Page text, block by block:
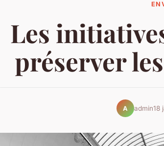
Les
préserver
A admin18